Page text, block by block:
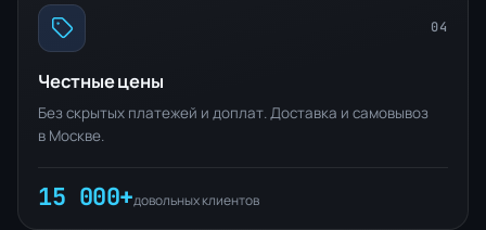
04
Честные цены
Без скрытых платежей и доплат. Доставка и самовывоз
в Москве.
15 000+довольных клиентов